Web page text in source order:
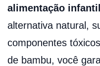
alimentação
alternativa natural,
componentes
de bambu, você